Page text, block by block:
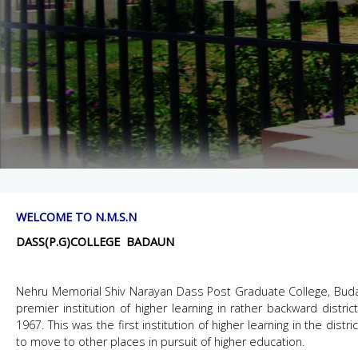
WELCOME TO N.M.S.N
DASS(P.G)COLLEGE BADAUN
Nehru Memorial Shiv Narayan Dass Post Graduate College,
premier institution of higher learning in rather backward
1967. This was the first institution of higher learning in the
to move to other places in pursuit of higher education.